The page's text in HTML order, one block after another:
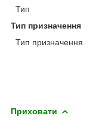
Тип
Тип призначення
Тип призначення
Приховати